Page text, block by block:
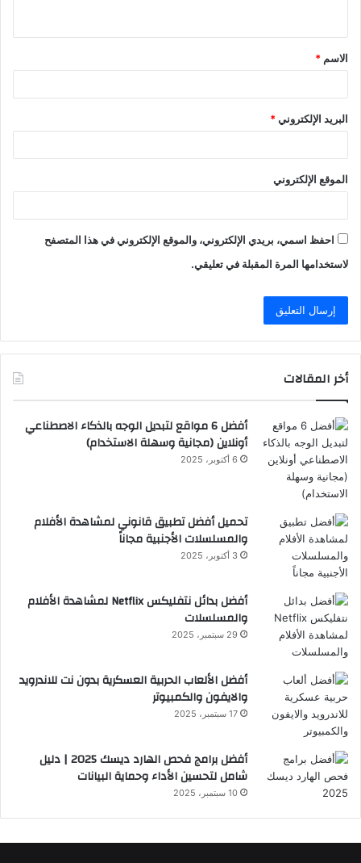
ق
*
الاسم *
البريد الإلكتروني*
الموقع الإلكتروني
احفظ اسمي، بريدي الإلكتروني، والموقع الإلكتروني في هذا المتصفح
لاستخدامها المرة المقبلة في تعليقي.
أخر المقالات
أفضل 6 مواقع لتبديل الوجه بالذكاء الاصطناعي
أونلاين (مجانية وسهلة الاستخدام)
6 أكتوبر، 2025
تحميل أفضل تطبيق قانوني لمشاهدة الأفلام
والمسلسلات الأجنبية مجاناً
3 أكتوبر، 2025
أفضل بدائل نتفليكس Netflix لمشاهدة الأفلام
والمسلسلات
29 سبتمبر، 2025
أفضل الألعاب الحربية العسكرية بدون نت للاندرويد
والايفون والكمبيوتر
17 سبتمبر، 2025
أفضل برامج فحص الهارد ديسك 2025 | دليل
شامل لتحسين الأداء وحماية البيانات
10 سبتمبر، 2025